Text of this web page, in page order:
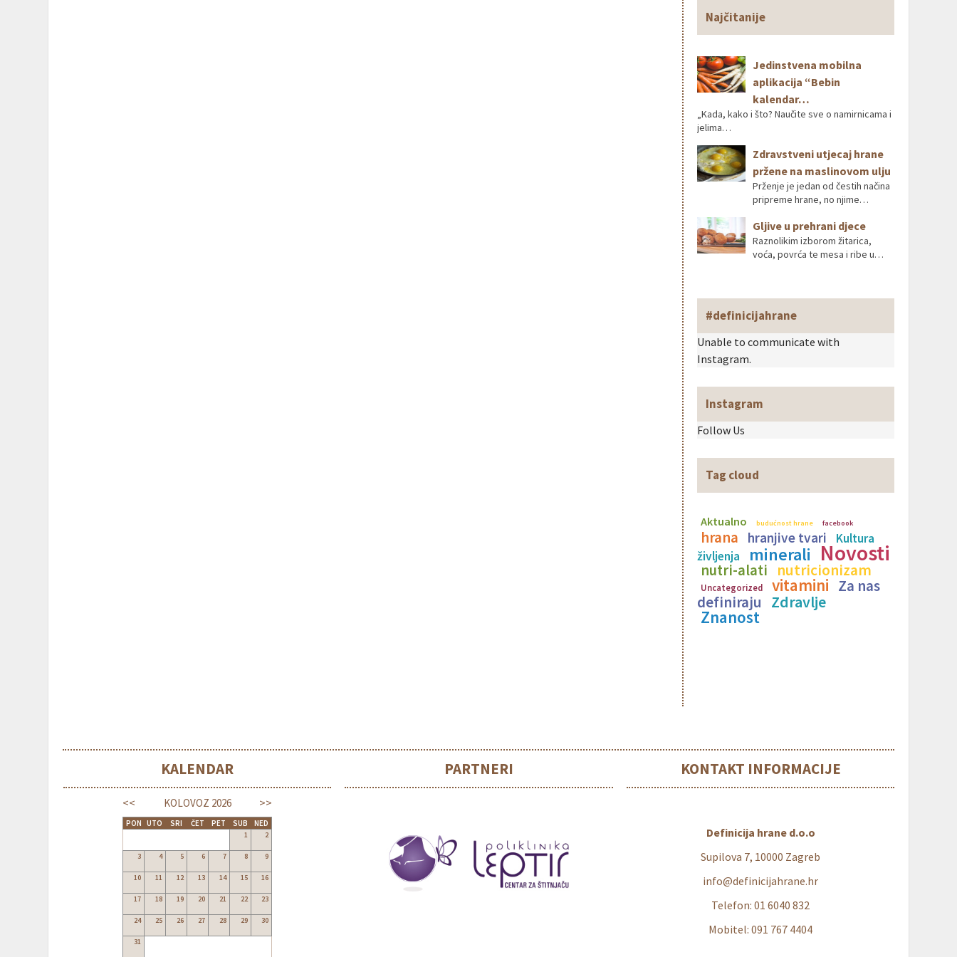
Najčitanije
Jedinstvena mobilna
aplikacija “Bebin
kalendar…
„Kada, kako i što? Naučite sve o namirnicama i
jelima…
Zdravstveni utjecaj hrane
pržene na maslinovom ulju
Prženje je jedan od čestih načina
pripreme hrane, no njime…
Gljive u prehrani djece
Raznolikim izborom žitarica,
voća, povrća te mesa i ribe u…
#definicijahrane
Unable to communicate with
Instagram.
Instagram
Follow Us
Tag cloud
Aktualno budućnost hrane facebook
hrana hranjive tvari
Kultura
življenja
minerali Novosti
nutri-alati nutricionizam
Uncategorized vitamini Za nas
definiraju Zdravlje
Znanost
KALENDAR
<< >>
KOLOVOZ 2026
PON UTO SRI ČET PET SUB NED
1 2
3 4 5 6 7 8 9
10 11 12 13 14 15 16
17 18 19 20 21 22 23
24 25 26 27 28 29 30
31
PARTNERI KONTAKT INFORMACIJE
Definicija hrane d.o.o
Supilova 7, 10000 Zagreb
info@definicijahrane.hr
Telefon: 01 6040 832
Mobitel: 091 767 4404